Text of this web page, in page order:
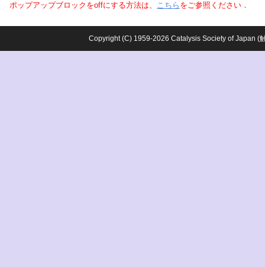
ポップアップブロックをoffにする方法は、 こちら をご参照ください．
Copyright (C) 1959-2026 Catalysis Society of Japan (